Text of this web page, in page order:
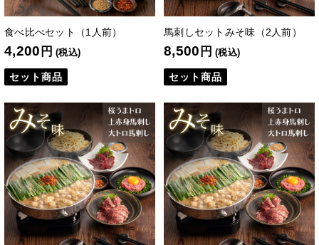
食べ比べセット（1人前）
4,200 円 (税込)
セット商品
馬刺しセットみそ味（2人前）
8,500 円 (税込)
セット商品